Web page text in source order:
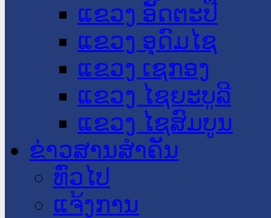
ແຂວງ ອັດຕະປື
ແຂວງ ອຸດົມໄຊ
ແຂວງ ເຊກອງ
ແຂວງ ໄຊຍະບູລີ
ແຂວງ ໄຊສົມບູນ
ຂ່າວສານສໍາຄັນ
​ທົ່ວ​ໄປ
ແຈ້ງການ